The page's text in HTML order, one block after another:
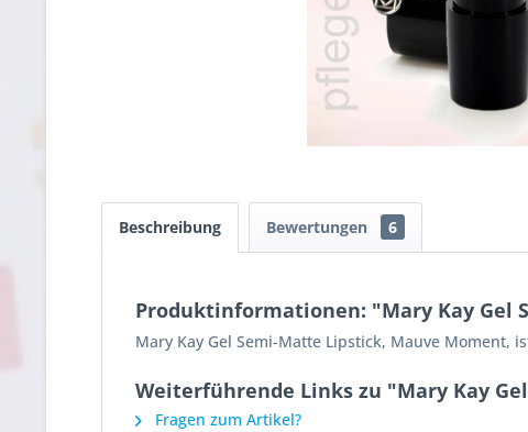
Beschreibung Bewertungen 6
Produktinformationen: "Mary Kay Gel
Mary Kay Gel Semi-Matte Lipstick, Mauve
Weiterführende Links zu "Mary Kay
Fragen zum Artikel?